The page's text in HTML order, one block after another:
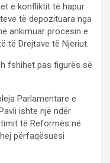
e konfliktit të hapur
të depozituara nga
ankimuar procesin e
të Drejtave të Njeriut.
fshihet pas figurës së
Parlamentare e
ishte një ndër
të Reformës në
përfaqësuesi